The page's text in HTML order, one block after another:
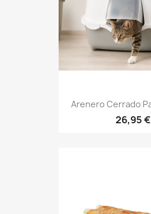
Arenero Cerrado
26,95 €